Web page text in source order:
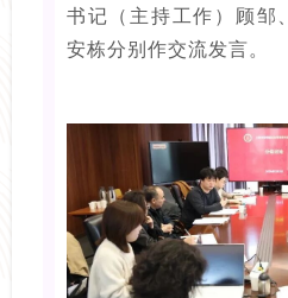
书记（主持工作）顾邹
安栋分别作交流发言。